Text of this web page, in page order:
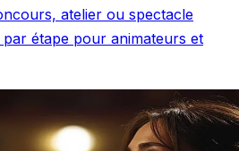
atelier ou spectacle
étape pour animateurs et